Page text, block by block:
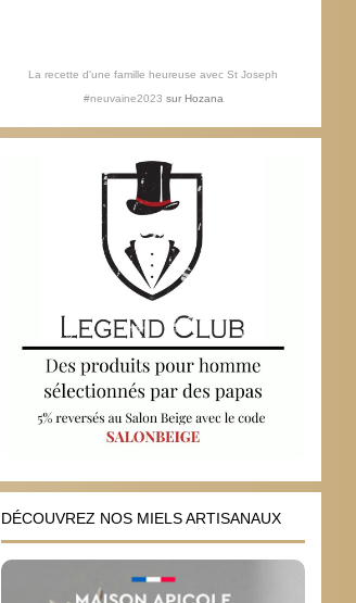
La recette d'une famille heureuse avec St Joseph
#neuvaine2023 sur Hozana
DÉCOUVREZ NOS MIELS ARTISANAUX